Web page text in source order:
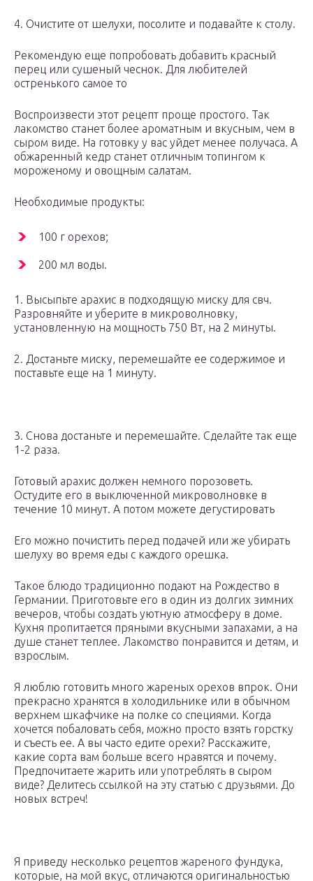
4. Очистите от шелухи, посолите и подавайте к столу.
Рекомендую еще попробовать добавить красный
перец или сушеный чеснок. Для любителей
остренького самое то
Воспроизвести этот рецепт проще простого. Так
лакомство станет более ароматным и вкусным, чем в
сыром виде. На готовку у вас уйдет менее получаса. А
обжаренный кедр станет отличным топингом к
мороженому и овощным салатам.
Необходимые продукты:
100 г орехов;
200 мл воды.
1. Высыпьте арахис в подходящую миску для свч.
Разровняйте и уберите в микроволновку,
установленную на мощность 750 Вт, на 2 минуты.
2. Достаньте миску, перемешайте ее содержимое и
поставьте еще на 1 минуту.
3. Снова достаньте и перемешайте. Сделайте так еще
1-2 раза.
Готовый арахис должен немного порозоветь.
Остудите его в выключенной микроволновке в
течение 10 минут. А потом можете дегустировать
Его можно почистить перед подачей или же убирать
шелуху во время еды с каждого орешка.
Такое блюдо традиционно подают на Рождество в
Германии. Приготовьте его в один из долгих зимних
вечеров, чтобы создать уютную атмосферу в доме.
Кухня пропитается пряными вкусными запахами, а на
душе станет теплее. Лакомство понравится и детям, и
взрослым.
Я люблю готовить много жареных орехов впрок. Они
прекрасно хранятся в холодильнике или в обычном
верхнем шкафчике на полке со специями. Когда
хочется побаловать себя, можно просто взять горстку
и съесть ее. А вы часто едите орехи? Расскажите,
какие сорта вам больше всего нравятся и почему.
Предпочитаете жарить или употреблять в сыром
виде? Делитесь ссылкой на эту статью с друзьями. До
новых встреч!
Я приведу несколько рецептов жареного фундука,
которые, на мой вкус, отличаются оригинальностью